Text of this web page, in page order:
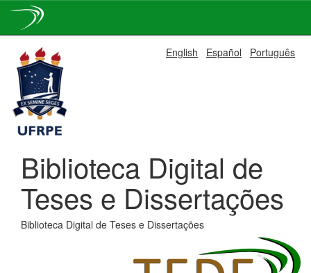
navigation
English Español Português
Biblioteca Digital de
Teses e Dissertações
Biblioteca Digital de Teses e Dissertações